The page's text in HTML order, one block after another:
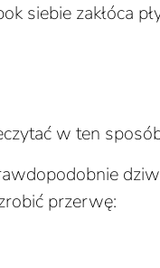
siebie zakłóca
w ten
przerwę: